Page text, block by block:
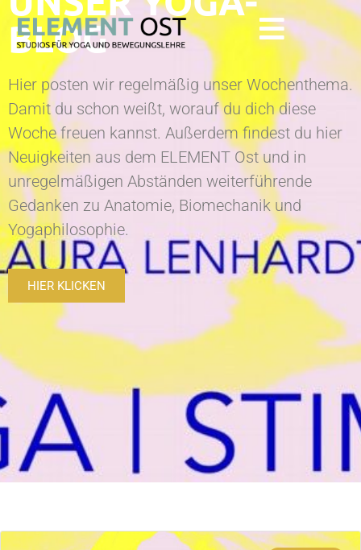
BLOG
Hier posten wir regelmäßig unser Wochenthema.
Damit du schon weißt, worauf du dich diese
Woche freuen kannst. Außerdem findest du hier
Neuigkeiten aus dem ELEMENT Ost und in
unregelmäßigen Abständen weiterführende
Gedanken zu Anatomie, Biomechanik und
Yogaphilosophie.
HIER KLICKEN